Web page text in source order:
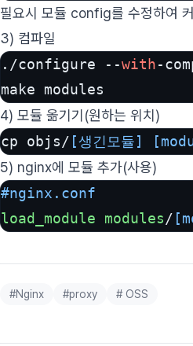
필요시 모듈 config를 수정하여
3) 컴파일
./configure --with-
4) 모듈 옮기기(원하는 위치)
cp objs/ [생긴모듈]
5) nginx에 모듈 추가(사용)
#nginx .conf
load_module
modules/
#Nginx #proxy #OSS